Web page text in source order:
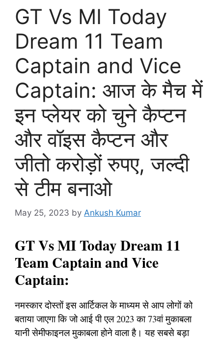
GT Vs MI Today
Dream 11 Team
Captain and Vice
Captain: आज के मैच में
इन प्लेयर को चुने कैप्टन
और वॉइस कैप्टन और
जीतो करोड़ों रुपए, जल्दी
से टीम बनाओ
May 25, 2023 by Ankush Kumar
GT Vs MI Today Dream 11
Team Captain and Vice
Captain:
नमस्कार दोस्तों इस आर्टिकल के माध्यम से आप लोगों को
बताया जाएगा कि जो आई पी एल 2023 का 73वां मुकाबला
यानी सेमीफाइनल मुकाबला होने वाला है। यह सबसे बड़ा